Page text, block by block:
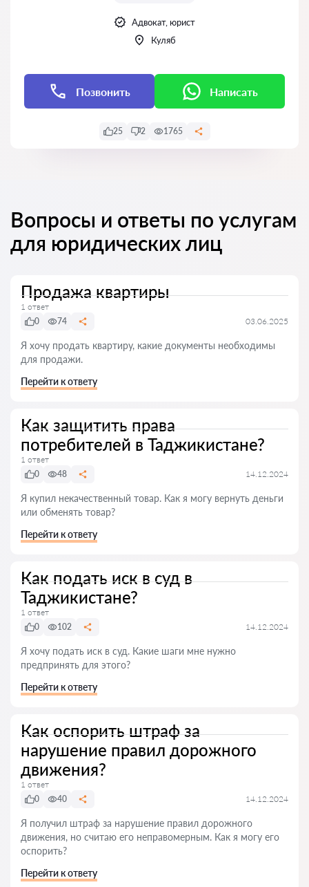
Адвокат, юрист
Куляб
Позвонить Написать
25 2 1765
Вопросы и ответы по услугам
для юридических лиц
Продажа квартиры
1 ответ
0
74 03.06.2025
Я хочу продать квартиру, какие документы необходимы
для продажи.
Перейти к ответу
Как защитить права
потребителей в Таджикистане?
1 ответ
0
48 14.12.2024
Я купил некачественный товар. Как я могу вернуть деньги
или обменять товар?
Перейти к ответу
Как подать иск в суд в
Таджикистане?
1 ответ
0
102 14.12.2024
Я хочу подать иск в суд. Какие шаги мне нужно
предпринять для этого?
Перейти к ответу
Как оспорить штраф за
нарушение правил дорожного
движения?
1 ответ
0
40 14.12.2024
Я получил штраф за нарушение правил дорожного
движения, но считаю его неправомерным. Как я могу его
оспорить?
Перейти к ответу